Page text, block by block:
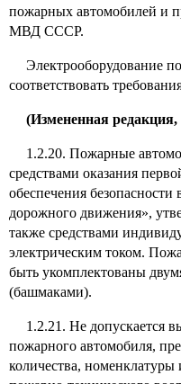
пожарных автомобилей и
МВД СССР.
Электрооборудование
соответствовать
(Измененная
1.2.20. Пожарные
средствами оказания
обеспечения
дорожного движения»,
также средствами
электрическим током.
быть укомплектованы
(башмаками).
1.2.21. Не допускается
пожарного автомобиля,
количества,